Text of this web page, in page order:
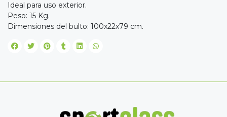
Ideal para uso exterior.
Peso: 15 Kg.
Dimensiones del bulto: 100x22x79 cm.